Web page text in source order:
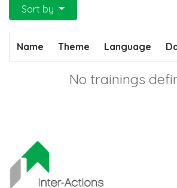
Sort by
Name Theme Language
No trainings